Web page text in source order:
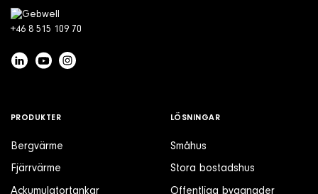
+46 8 515 109 70
PRODUKTER
Bergvärme
Fjärrvärme
Ackumulatortankar
LÖSNINGAR
Småhus
Stora bostadshus
Offentliga byggnader